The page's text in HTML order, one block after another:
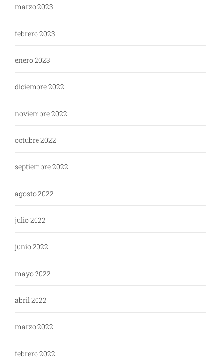
marzo 2023
febrero 2023
enero 2023
diciembre 2022
noviembre 2022
octubre 2022
septiembre 2022
agosto 2022
julio 2022
junio 2022
mayo 2022
abril 2022
marzo 2022
febrero 2022